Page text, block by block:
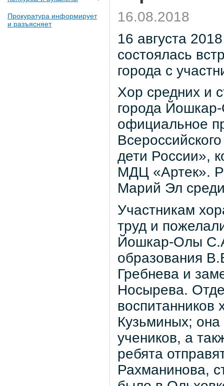
Прокуратура информирует
и разъясняет
16.08.2018
16 августа
состоялась
города с
Хор средних
города
официальное
дети России»,
МДЦ «Артек».
Марий Эл
Участникам
труд и
Йошкар-Олы
образования
Гребнева и
Носырева.
воспитанников
Кузьминых; она
учеников, а
ребята
Рахманинова,